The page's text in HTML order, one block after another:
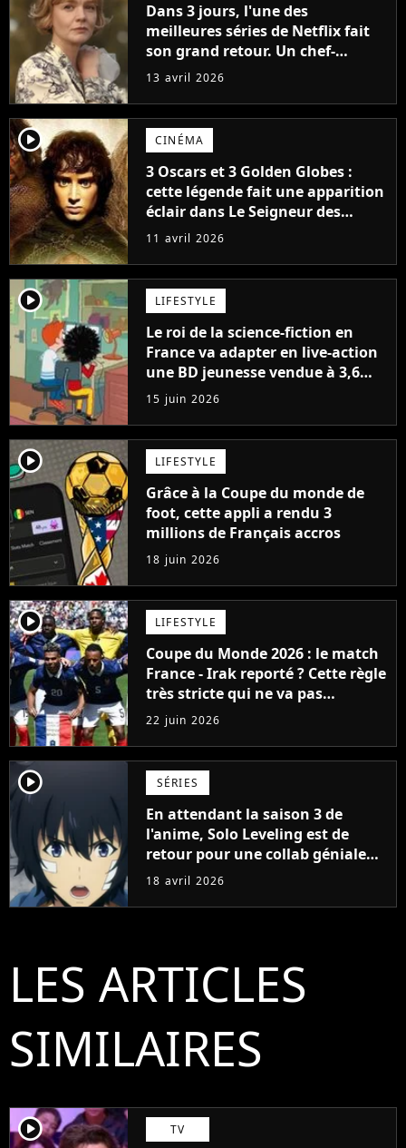
Dans 3 jours, l'une des
meilleures séries de Netflix fait
son grand retour. Un chef-
d'œuvre à la note quasi parfaite
ans
13 avril 2026
player2 CINÉMA
3 Oscars et 3 Golden Globes :
cette légende fait une apparition
éclair dans Le Seigneur des
Anneaux sans que personne ne
11 avril 2026
player2 LIFESTYLE
Le roi de la science-fiction en
France va adapter en live-action
une BD jeunesse vendue à 3,6
millions d'exemplaires
15 juin 2026
player2 LIFESTYLE
Grâce à la Coupe du monde de
foot, cette appli a rendu 3
millions de Français accros
18 juin 2026
player2 LIFESTYLE
Coupe du Monde 2026 : le match
France - Irak reporté ? Cette règle
très stricte qui ne va pas
arranger les supporters français
22 juin 2026
player2 SÉRIES
En attendant la saison 3 de
l'anime, Solo Leveling est de
retour pour une collab géniale
avec Domino's Pizza
18 avril 2026
LES ARTICLES
SIMILAIRES
player2 TV